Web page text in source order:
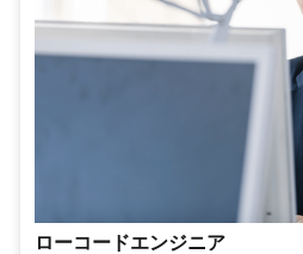
ローコードエンジニア